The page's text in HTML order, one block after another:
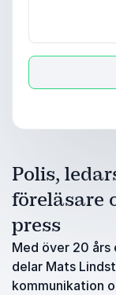
Polis,
föreläsare
press
Med över 20 års
delar Mats
kommunikation